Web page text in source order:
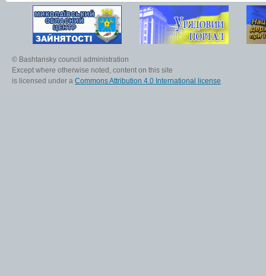
© Bashtansky council administration
Except where otherwise noted, content on this site
is licensed under a Commons Attribution 4.0 International license